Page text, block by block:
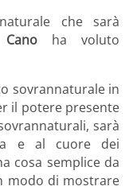
che sarà
Cano ha voluto
sovrannaturale in
il potere presente
sarà
e al cuore dei
cosa semplice da
modo di mostrare